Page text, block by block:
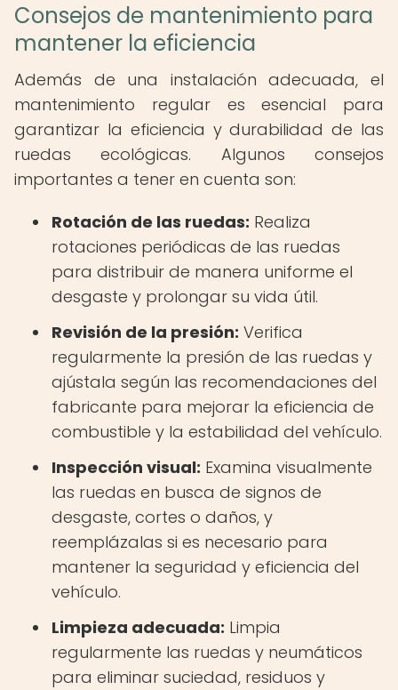
Consejos de mantenimiento para
mantener la eficiencia
Además de una instalación adecuada, el
mantenimiento regular es esencial para
garantizar la eficiencia y durabilidad de las
ruedas ecológicas. Algunos consejos
importantes a tener en cuenta son:
Rotación de las ruedas: Realiza
rotaciones periódicas de las ruedas
para distribuir de manera uniforme el
desgaste y prolongar su vida útil.
Revisión de la presión: Verifica
regularmente la presión de las ruedas y
ajústala según las recomendaciones del
fabricante para mejorar la eficiencia de
combustible y la estabilidad del vehículo.
Inspección visual: Examina visualmente
las ruedas en busca de signos de
desgaste, cortes o daños, y
reemplázalas si es necesario para
mantener la seguridad y eficiencia del
vehículo.
Limpieza adecuada: Limpia
regularmente las ruedas y neumáticos
para eliminar suciedad, residuos y